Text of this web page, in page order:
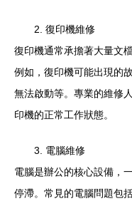
2. 復印機維修
復印機通常承擔著大量文
例如，復印機可能出現的
無法啟動等。專業的維修
印機的正常工作狀態。
3. 電腦維修
電腦是辦公的核心設備，
停滯。常見的電腦問題包